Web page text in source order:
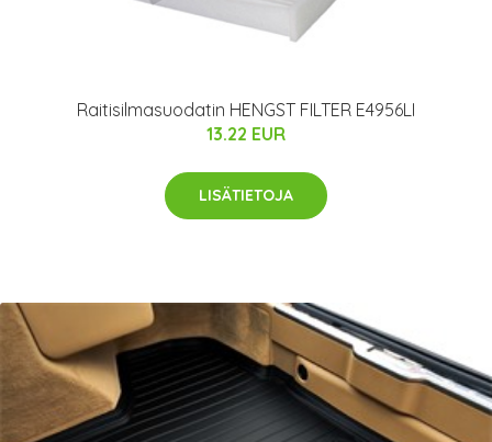
Raitisilmasuodatin HENGST FILTER E4956LI
13.22 EUR
LISÄTIETOJA